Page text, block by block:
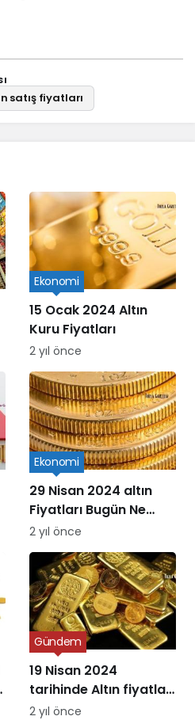
satış fiyatları
15 Ocak 2024 Altın
Kuru Fiyatları
Ekonomi
2 yıl önce
29 Nisan 2024 altın
Fiyatları Bugün Ne
Kadar Oldu
Ekonomi
2 yıl önce
19 Nisan 2024
tarihinde Altın fiyatları
ne kadar oldu
Gündem
2 yıl önce